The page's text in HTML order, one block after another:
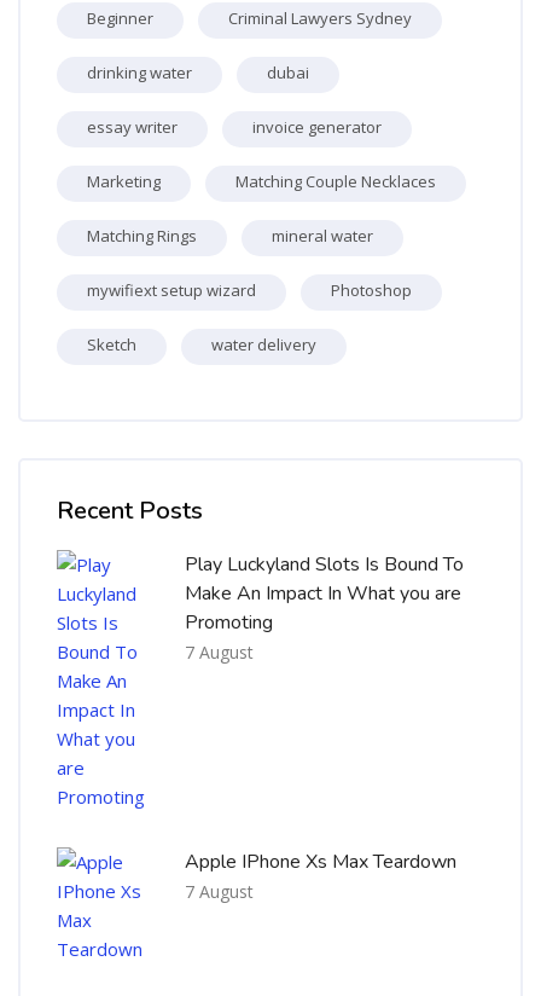
Beginner Criminal Lawyers Sydney
drinking water dubai
essay writer invoice generator
Marketing Matching Couple Necklaces
Matching Rings mineral water
mywifiext setup wizard Photoshop
Sketch water delivery
Recent Posts
Play Luckyland Slots Is Bound To
Make An Impact In What you are
Promoting
7 August
Apple IPhone Xs Max Teardown
7 August